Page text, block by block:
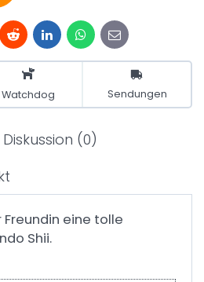
RedditLinkedInWhatsApp
E-
mail
Watchdog Sendungen
Diskussion (0)
eine tolle
Shii.